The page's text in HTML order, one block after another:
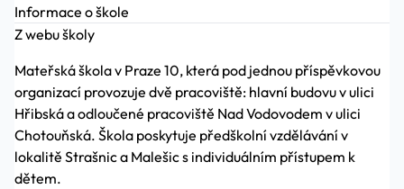
Informace o škole
Z webu školy
Mateřská škola v Praze 10, která pod jednou příspěvkovou
organizací provozuje dvě pracoviště: hlavní budovu v ulici
Hřibská a odloučené pracoviště Nad Vodovodem v ulici
Chotouňská. Škola poskytuje předškolní vzdělávání v
lokalitě Strašnic a Malešic s individuálním přístupem k
dětem.